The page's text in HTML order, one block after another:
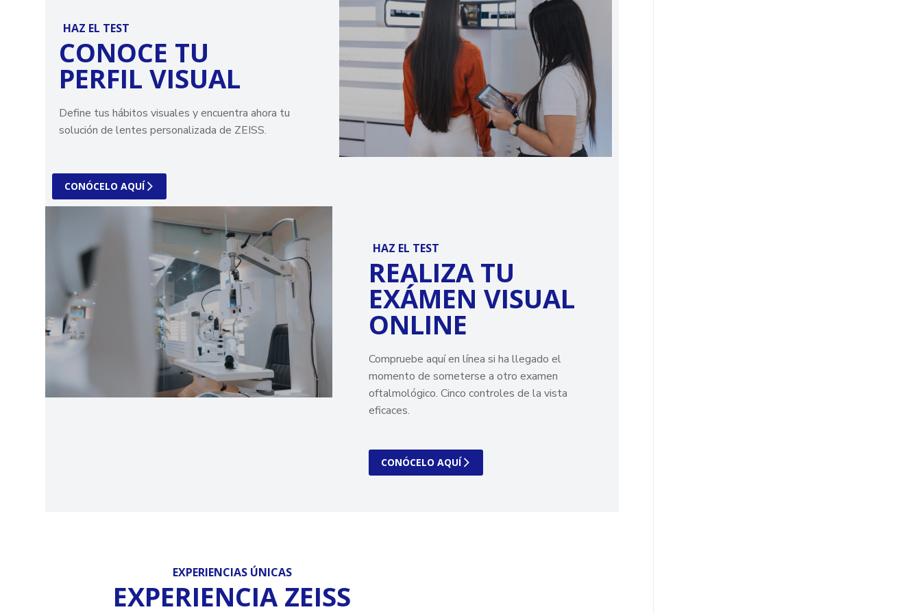
HAZ EL TEST
CONOCE TU
PERFIL VISUAL
Define tus hábitos visuales y encuentra ahora tu
solución de lentes personalizada de ZEISS.
CONÓCELO AQUÍ
HAZ EL TEST
REALIZA TU
EXÁMEN VISUAL
ONLINE
Compruebe aquí en línea si ha llegado el
momento de someterse a otro examen
oftalmológico. Cinco controles de la vista
eficaces.
CONÓCELO AQUÍ
EXPERIENCIAS ÚNICAS
EXPERIENCIA ZEISS